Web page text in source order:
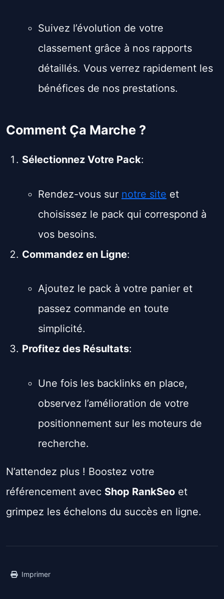
Suivez l’évolution de votre
classement grâce à nos rapports
détaillés. Vous verrez rapidement les
bénéfices de nos prestations.
Comment Ça Marche ?
Sélectionnez Votre Pack:
Rendez-vous sur notre site et
choisissez le pack qui correspond à
vos besoins.
Commandez en Ligne:
Ajoutez le pack à votre panier et
passez commande en toute
simplicité.
Profitez des Résultats:
Une fois les backlinks en place,
observez l’amélioration de votre
positionnement sur les moteurs de
recherche.
N’attendez plus ! Boostez votre
référencement avec Shop RankSeo et
grimpez les échelons du succès en ligne.
Imprimer